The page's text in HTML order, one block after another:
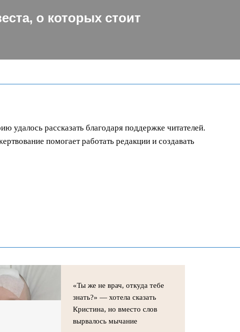
о которых стоит
удалось рассказать благодаря поддержке читателей.
помогает работать редакции и создавать
«Ты же не врач, откуда тебе
знать?» — хотела сказать
Кристина, но вместо слов
вырвалось мычание